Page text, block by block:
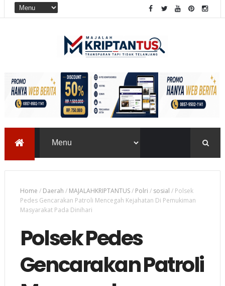
Home / Daerah / MAJALAHKRIPTANTUS/ Polri / sosial / Polsek
Pedes Gencarakan Patroli Mencegah Kejahatan Di Pemukiman
Masyarakat Pada Dinihari
Polsek Pedes
Gencarakan Patroli